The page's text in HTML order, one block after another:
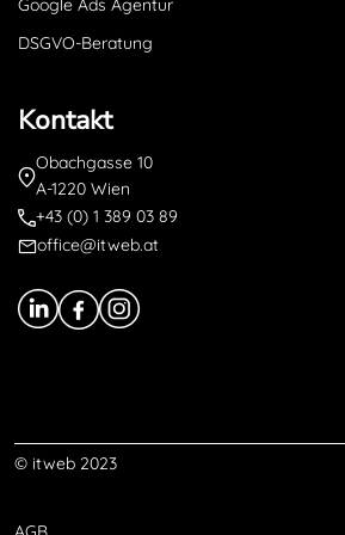
Google Ads Agentur
DSGVO-Beratung
Kontakt
Obachgasse 10
A-1220 Wien
+43 (0) 1 389 03 89
office@itweb.at
© itweb 2023